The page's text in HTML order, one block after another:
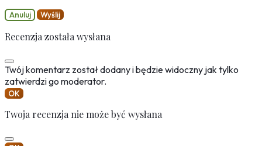
Anuluj Wyślij
Recenzja została wysłana
Twój komentarz został dodany i będzie widoczny jak tylko
zatwierdzi go moderator.
OK
Twoja recenzja nie może być wysłana